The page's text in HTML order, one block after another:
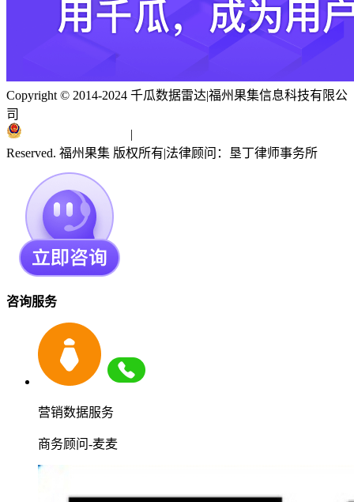
Copyright © 2014-2024 千瓜数据雷达|福州果集信息科技有限公
司
|
Reserved. 福州果集 版权所有|法律顾问：垦丁律师事务所
咨询服务
营销数据服务
商务顾问-麦麦